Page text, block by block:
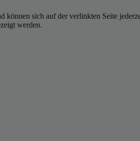
können sich auf der verlinkten Seite
werden.